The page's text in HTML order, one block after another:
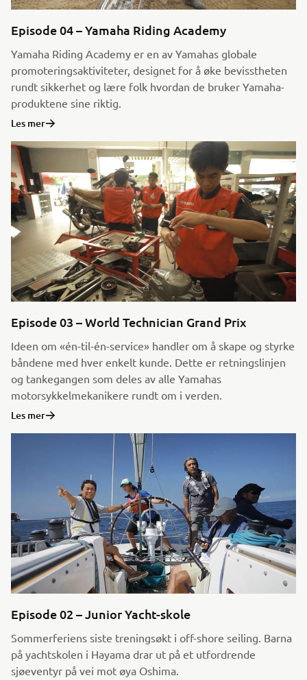
Episode 04 – Yamaha Riding Academy
Yamaha Riding Academy er en av Yamahas globale
promoteringsaktiviteter, designet for å øke bevisstheten
rundt sikkerhet og lære folk hvordan de bruker Yamaha-
produktene sine riktig.
Les mer
Episode 03 – World Technician Grand Prix
Ideen om «én-til-én-service» handler om å skape og styrke
båndene med hver enkelt kunde. Dette er retningslinjen
og tankegangen som deles av alle Yamahas
motorsykkelmekanikere rundt om i verden.
Les mer
Episode 02 – Junior Yacht-skole
Sommerferiens siste treningsøkt i off-shore seiling. Barna
på yachtskolen i Hayama drar ut på et utfordrende
sjøeventyr på vei mot øya Oshima.